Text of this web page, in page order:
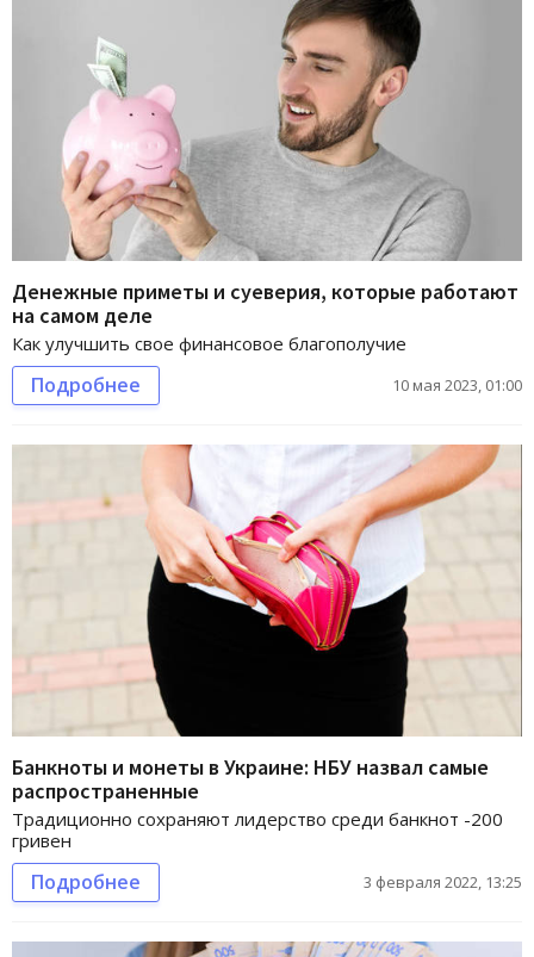
Денежные приметы и суеверия, которые работают
на самом деле
Как улучшить свое финансовое благополучие
Подробнее 10 мая 2023, 01:00
Банкноты и монеты в Украине: НБУ назвал самые
распространенные
Традиционно сохраняют лидерство среди банкнот -200
гривен
Подробнее 3 февраля 2022, 13:25